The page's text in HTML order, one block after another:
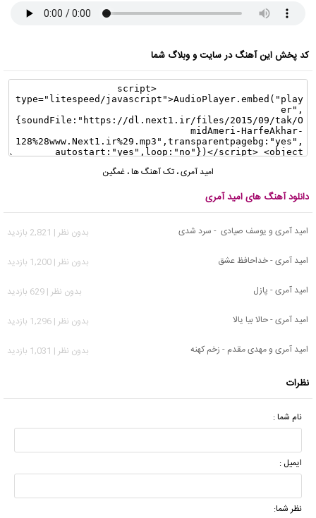
کد پخش این آهنگ در سایت و وبلاگ شما
امید آمری، تک آهنگ ها، غمگین
دانلود آهنگ های امید آمری
امید آمری و یوسف صیادی - سرد شدی
بدون نظر | 2,821 بازدید
امید آمری - خداحافظ عشق
بدون نظر | 1,200 بازدید
امید آمری - پازل
بدون نظر | 629 بازدید
امید آمری - حالا بیا یالا
بدون نظر | 1,296 بازدید
امید آمری و مهدی مقدم - زخم کهنه
بدون نظر | 1,031 بازدید
نظرات
نام شما :
ایمیل :
نظر شما: